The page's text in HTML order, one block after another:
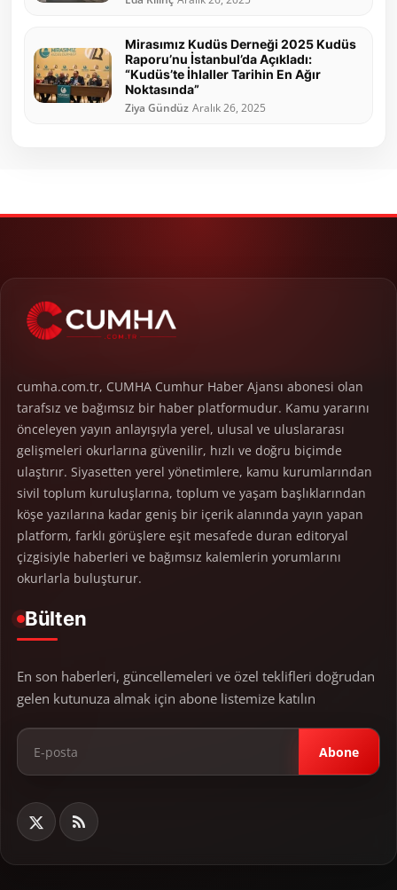
Mirasımız Kudüs Derneği 2025 Kudüs
Raporu’nu İstanbul’da Açıkladı:
“Kudüs’te İhlaller Tarihin En Ağır
Noktasında”
Ziya Gündüz Aralık 26, 2025
cumha.com.tr, CUMHA Cumhur Haber Ajansı abonesi olan
tarafsız ve bağımsız bir haber platformudur. Kamu yararını
önceleyen yayın anlayışıyla yerel, ulusal ve uluslararası
gelişmeleri okurlarına güvenilir, hızlı ve doğru biçimde
ulaştırır. Siyasetten yerel yönetimlere, kamu kurumlarından
sivil toplum kuruluşlarına, toplum ve yaşam başlıklarından
köşe yazılarına kadar geniş bir içerik alanında yayın yapan
platform, farklı görüşlere eşit mesafede duran editoryal
çizgisiyle haberleri ve bağımsız kalemlerin yorumlarını
okurlarla buluşturur.
Bülten
En son haberleri, güncellemeleri ve özel teklifleri doğrudan
gelen kutunuza almak için abone listemize katılın
Abone